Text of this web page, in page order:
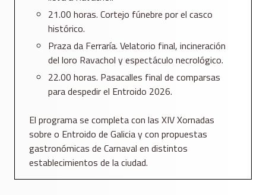
21.00 horas. Cortejo fúnebre por el casco
histórico.
Praza da Ferraría. Velatorio final, incineración
del loro Ravachol y espectáculo necrológico.
22.00 horas. Pasacalles final de comparsas
para despedir el Entroido 2026.
El programa se completa con las XIV Xornadas
sobre o Entroido de Galicia y con propuestas
gastronómicas de Carnaval en distintos
establecimientos de la ciudad.